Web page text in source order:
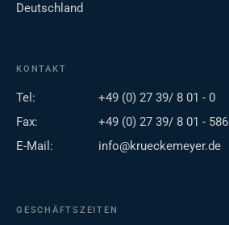
Deutschland
KONTAKT
Tel:
+49 (0) 27 39/ 8 01 - 0
Fax:
+49 (0) 27 39/ 8 01 - 586
E-Mail:
info@krueckemeyer.de
GESCHÄFTSZEITEN